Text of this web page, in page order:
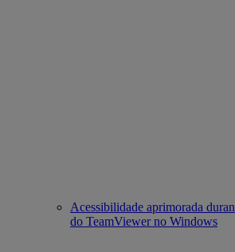
Acessibilidade aprimorada
do TeamViewer no Windows